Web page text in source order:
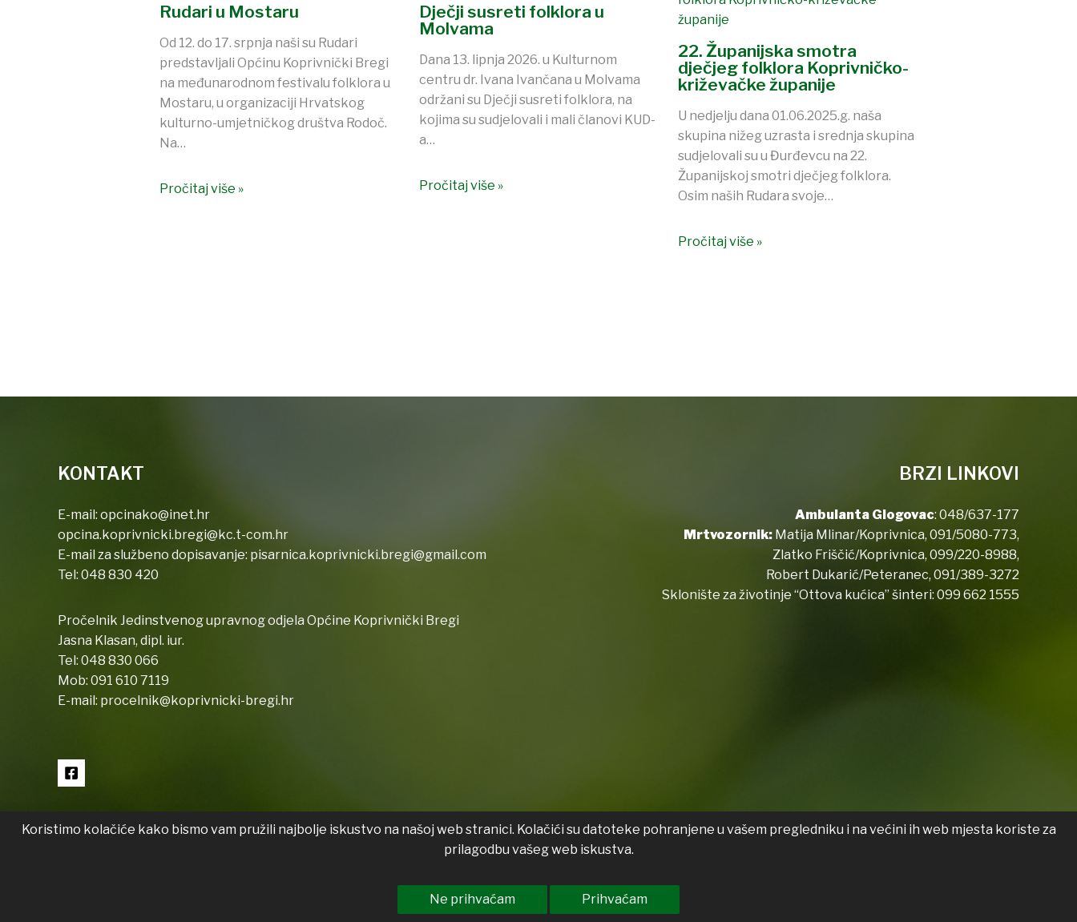
Rudari u Mostaru
Od 12. do 17. srpnja naši su Rudari
predstavljali Općinu Koprivnički Bregi
na međunarodnom festivalu folklora u
Mostaru, u organizaciji Hrvatskog
kulturno-umjetničkog društva Rodoč.
Na…
Pročitaj više »
Dječji susreti folklora u
Molvama
Dana 13. lipnja 2026. u Kulturnom
centru dr. Ivana Ivančana u Molvama
održani su Dječji susreti folklora, na
kojima su sudjelovali i mali članovi KUD-
a…
Pročitaj više »
22. Županijska smotra
dječjeg folklora Koprivničko-
križevačke županije
U nedjelju dana 01.06.2025.g. naša
skupina nižeg uzrasta i srednja skupina
sudjelovali su u Đurđevcu na 22.
Županijskoj smotri dječjeg folklora.
Osim naših Rudara svoje…
Pročitaj više »
KONTAKT
E-mail: opcinako@inet.hr
opcina.koprivnicki.bregi@kc.t-com.hr
E-mail za službeno dopisavanje: pisarnica.koprivnicki.bregi@gmail.com
Tel: 048 830 420
Pročelnik Jedinstvenog upravnog odjela Općine Koprivnički Bregi
Jasna Klasan, dipl. iur.
Tel: 048 830 066
Mob: 091 610 7119
E-mail: procelnik@koprivnicki-bregi.hr
BRZI LINKOVI
Ambulanta Glogovac: 048/637-177
Mrtvozornik: Matija Mlinar/Koprivnica, 091/5080-773,
Zlatko Friščić/Koprivnica, 099/220-8988,
Robert Dukarić/Peteranec, 091/389-3272
Sklonište za životinje “Ottova kućica” šinteri: 099 662 1555
Koristimo kolačiće kako bismo vam pružili najbolje iskustvo na našoj web stranici. Kolačići su datoteke pohranjene u vašem pregledniku i na većini ih web mjesta koriste za
prilagodbu vašeg web iskustva.
Ne prihvaćam Prihvaćam